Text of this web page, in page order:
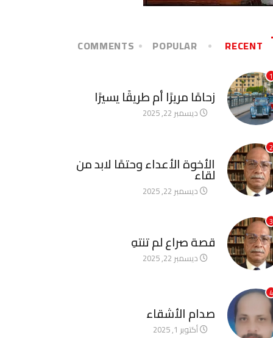
RECENT
POPULAR
COMMENTS
1
زحامًا مريرًا أم طريقًا يسيرًا
ديسمبر 22, 2025
2
الأخوة الأعداء وحتمًا لابد من
لقاء
ديسمبر 22, 2025
3
قصة صراع لم تنتهِ
ديسمبر 22, 2025
4
صدام الأشقاء
أكتوبر 1, 2025